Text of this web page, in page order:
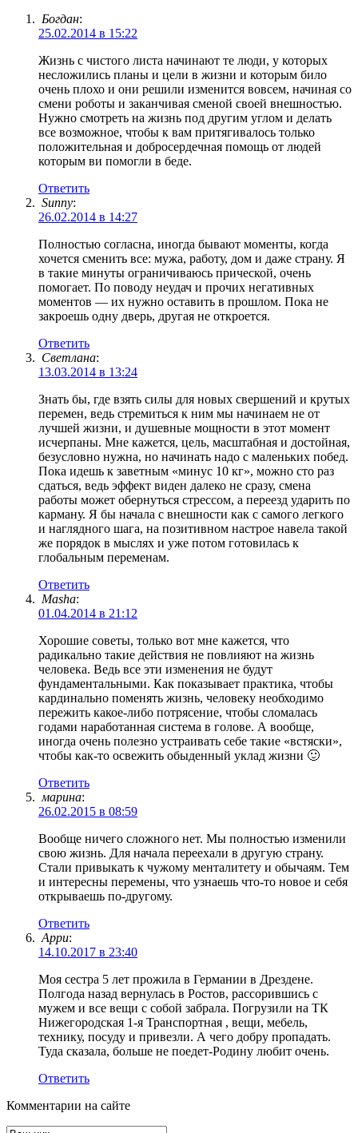
Богдан:
25.02.2014 в 15:22
Жизнь с чистого листа начинают те люди, у которых
несложились планы и цели в жизни и которым било
очень плохо и они решили изменится вовсем, начиная со
смени роботы и заканчивая сменой своей внешностью.
Нужно смотреть на жизнь под другим углом и делать
все возможное, чтобы к вам притягивалось только
положительная и добросердечная помощь от людей
которым ви помогли в беде.
Ответить
Sunny:
26.02.2014 в 14:27
Полностью согласна, иногда бывают моменты, когда
хочется сменить все: мужа, работу, дом и даже страну. Я
в такие минуты ограничиваюсь прической, очень
помогает. По поводу неудач и прочих негативных
моментов — их нужно оставить в прошлом. Пока не
закроешь одну дверь, другая не откроется.
Ответить
Светлана:
13.03.2014 в 13:24
Знать бы, где взять силы для новых свершений и крутых
перемен, ведь стремиться к ним мы начинаем не от
лучшей жизни, и душевные мощности в этот момент
исчерпаны. Мне кажется, цель, масштабная и достойная,
безусловно нужна, но начинать надо с маленьких побед.
Пока идешь к заветным «минус 10 кг», можно сто раз
сдаться, ведь эффект виден далеко не сразу, смена
работы может обернуться стрессом, а переезд ударить по
карману. Я бы начала с внешности как с самого легкого
и наглядного шага, на позитивном настрое навела такой
же порядок в мыслях и уже потом готовилась к
глобальным переменам.
Ответить
Masha:
01.04.2014 в 21:12
Хорошие советы, только вот мне кажется, что
радикально такие действия не повлияют на жизнь
человека. Ведь все эти изменения не будут
фундаментальными. Как показывает практика, чтобы
кардинально поменять жизнь, человеку необходимо
пережить какое-либо потрясение, чтобы сломалась
годами наработанная система в голове. А вообще,
иногда очень полезно устраивать себе такие «встяски»,
чтобы как-то освежить обыденный уклад жизни 🙂
Ответить
марина:
26.02.2015 в 08:59
Вообще ничего сложного нет. Мы полностью изменили
свою жизнь. Для начала переехали в другую страну.
Стали привыкать к чужому менталитету и обычаям. Тем
и интересны перемены, что узнаешь что-то новое и себя
открываешь по-другому.
Ответить
Арри:
14.10.2017 в 23:40
Моя сестра 5 лет прожила в Германии в Дрездене.
Полгода назад вернулась в Ростов, рассорившись с
мужем и все вещи с собой забрала. Погрузили на ТК
Нижегородская 1-я Транспортная , вещи, мебель,
технику, посуду и привезли. А чего добру пропадать.
Туда сказала, больше не поедет-Родину любит очень.
Ответить
Комментарии на сайте